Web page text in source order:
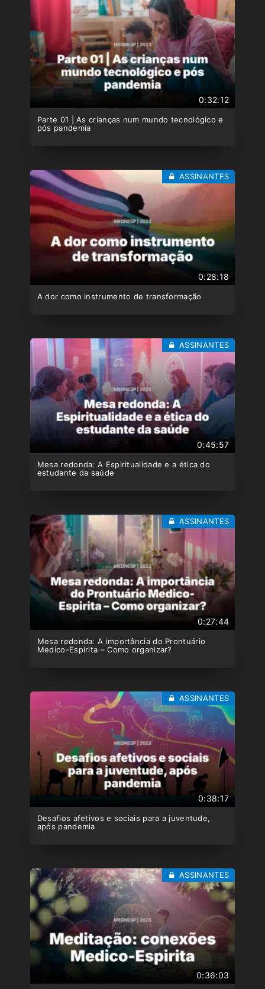
0:32:12
Parte 01 | As crianças num mundo tecnológico e
pós pandemia
0:28:18
A dor como instrumento de transformação
ASSINANTES
0:45:57
Mesa redonda: A Espiritualidade e a ética do
estudante da saúde
ASSINANTES
0:27:44
Mesa redonda: A importância do Prontuário
Medico-Espirita – Como organizar?
ASSINANTES
0:38:17
Desafios afetivos e sociais para a juventude,
após pandemia
ASSINANTES
0:36:03
ASSINANTES